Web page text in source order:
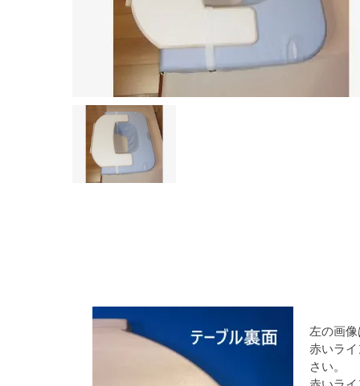
左の画
赤いラ
さい。